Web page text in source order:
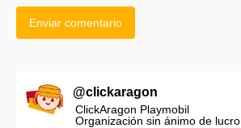
@clickaragon
ClickAragon Playmobil
Organización sin ánimo de lucro